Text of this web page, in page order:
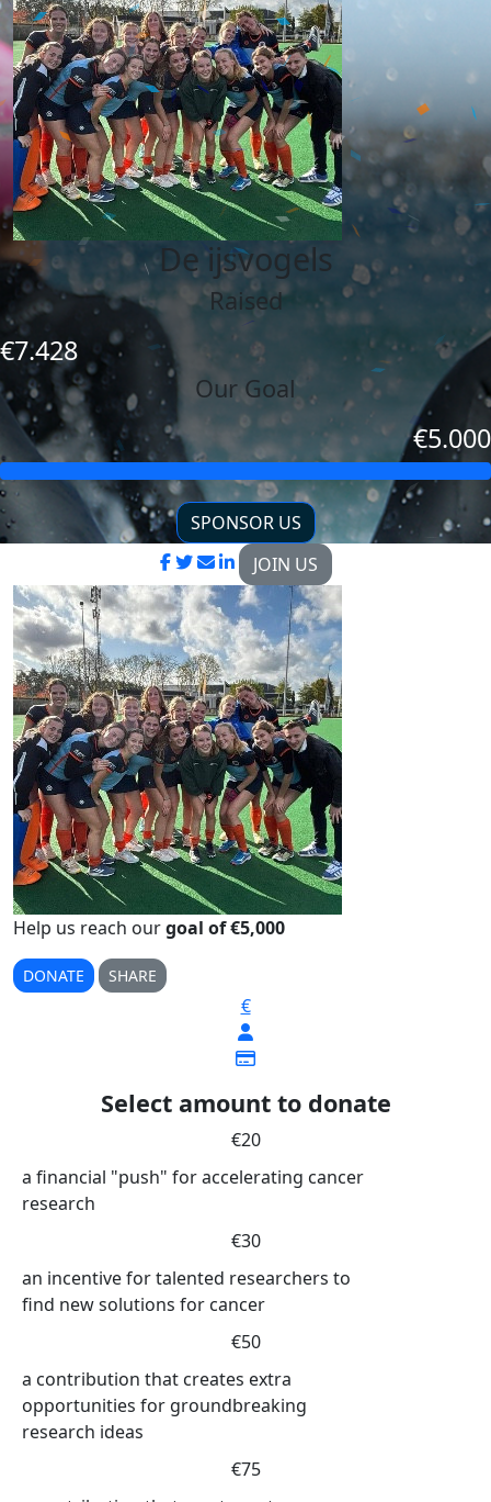
De ijsvogels
Raised
€7.428
Our Goal
€5.000
SPONSOR US
JOIN US
Help us reach ourgoal of €5,000
DONATE SHARE
€
Select amount to donate
€20
a financial "push" for accelerating cancer
research
€30
an incentive for talented researchers to
find new solutions for cancer
€50
a contribution that creates extra
opportunities for groundbreaking
research ideas
€75